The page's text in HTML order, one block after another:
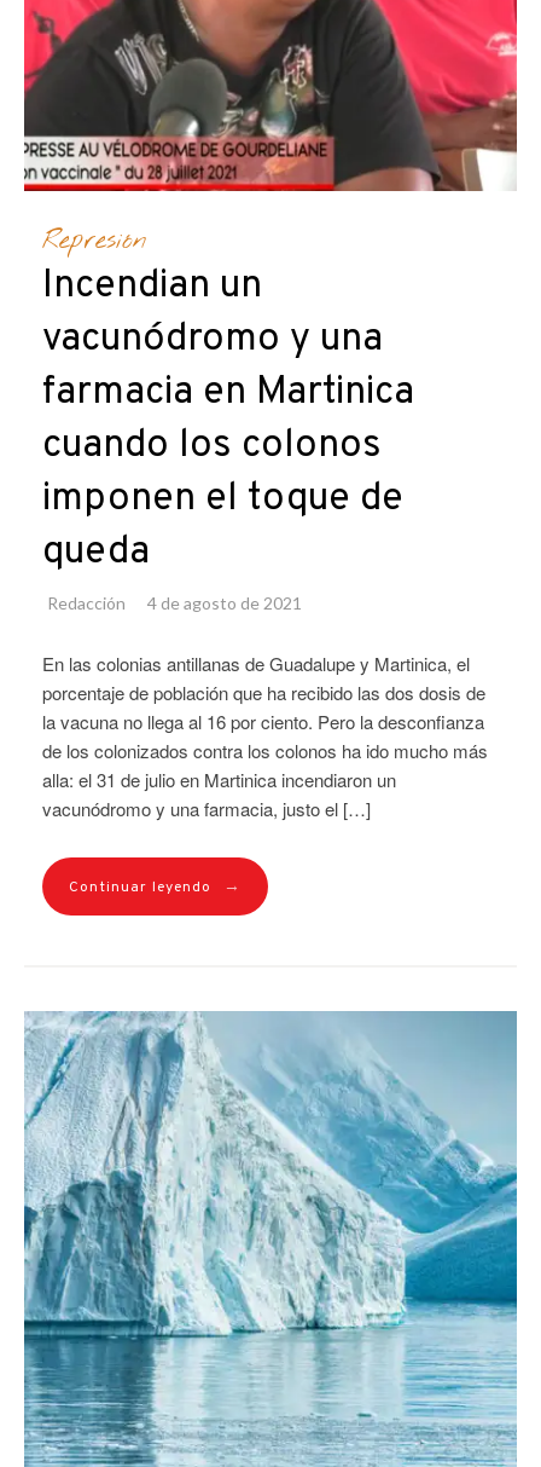
Represión
Incendian un
vacunódromo y una
farmacia en Martinica
cuando los colonos
imponen el toque de
queda
Redacción 4 de agosto de 2021
En las colonias antillanas de Guadalupe y Martinica, el
porcentaje de población que ha recibido las dos dosis de
la vacuna no llega al 16 por ciento. Pero la desconfianza
de los colonizados contra los colonos ha ido mucho más
alla: el 31 de julio en Martinica incendiaron un
vacunódromo y una farmacia, justo el […]
Continuar leyendo →